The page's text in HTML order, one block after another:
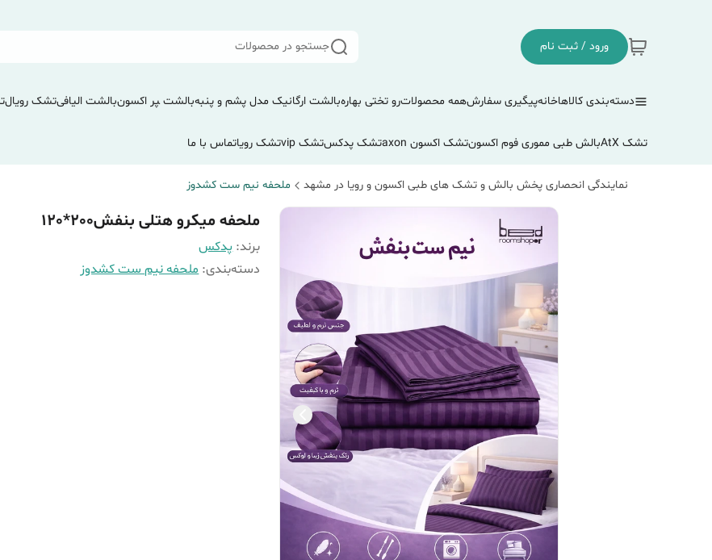
ورود / ثبت نام جستجو در محصولات
دسته‌بندی کالاهاخانهپیگیری سفارشهمه محصولاترو تختی بهارهبالشت ارگانیک مدل پشم و پنبهبالشت ‍‍‍پر اکسونبالشت الیافیتشک رویال
تشک AtX بالش طبی مموری فوم اکسونتشک اکسون axon تشک پدکستشک vip تشک رویاتماس با ما
نمایندگی انحصاری پخش بالش و تشک های طبی اکسون و رویا در مشهد ملحفه نیم ست کشدوز
ملحفه میکرو هتلی بنفش200*120
برند: پدکس
دسته‌بندی:ملحفه نیم ست کشدوز